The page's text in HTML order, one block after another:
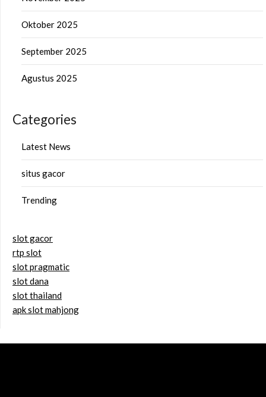
Oktober 2025
September 2025
Agustus 2025
Categories
Latest News
situs gacor
Trending
slot gacor
rtp slot
slot pragmatic
slot dana
slot thailand
apk slot mahjong